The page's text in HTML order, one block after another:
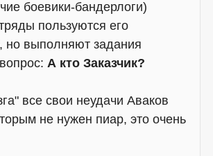
боевики-бандерлоги)
пользуются его
но выполняют задания
А кто Заказчик?
все свои неудачи Аваков
не нужен пиар, это очень